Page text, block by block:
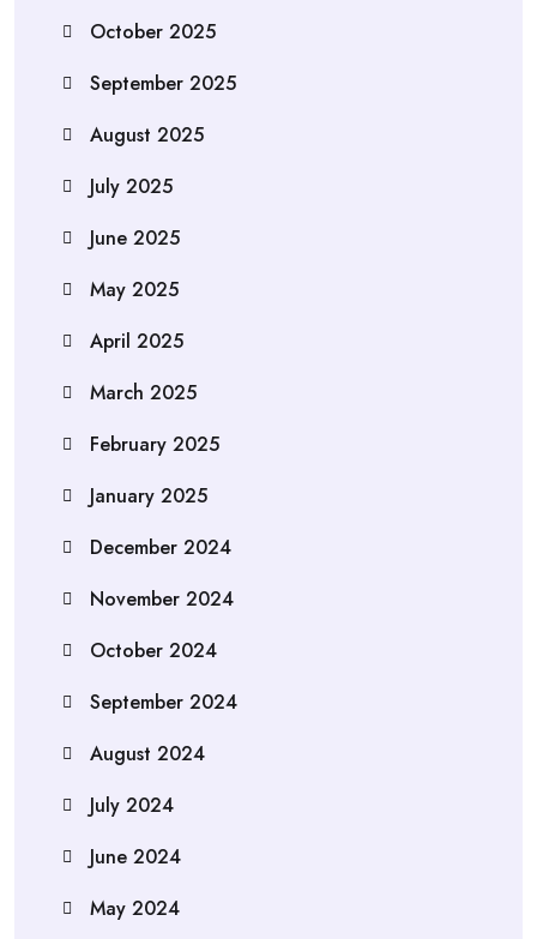
October 2025
September 2025
August 2025
July 2025
June 2025
May 2025
April 2025
March 2025
February 2025
January 2025
December 2024
November 2024
October 2024
September 2024
August 2024
July 2024
June 2024
May 2024